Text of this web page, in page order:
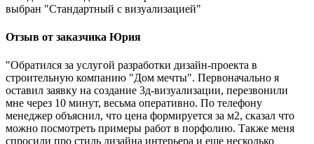
выбран "Стандартный с визуализацией"
Отзыв от заказчика Юрия
"Обратился за услугой разработки дизайн-проекта в
строительную компанию "Дом мечты". Первоначально я
оставил заявку на создание 3д-визуализации, перезвонили
мне через 10 минут, весьма оперативно. По телефону
менеджер объяснил, что цена формируется за м2, сказал что
можно посмотреть примеры работ в порфолию. Также меня
спросили про стиль дизайна интерьера и еще несколько